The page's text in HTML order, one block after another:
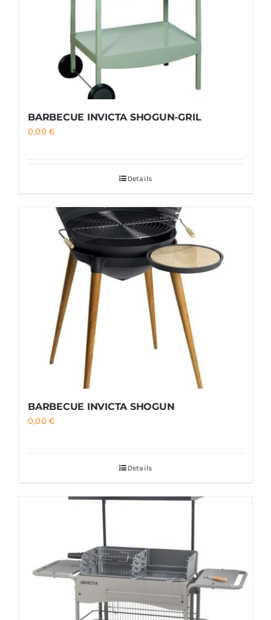
BARBECUE INVICTA SHOGUN-GRIL
0,00€
Details
BARBECUE INVICTA SHOGUN
0,00€
Details